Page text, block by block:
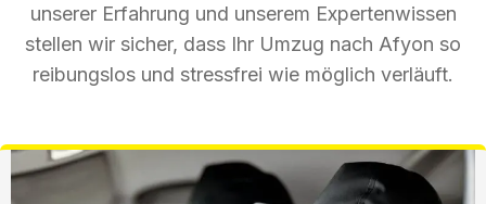
unserer Erfahrung und unserem Expertenwissen
stellen wir sicher, dass Ihr Umzug nach Afyon so
reibungslos und stressfrei wie möglich verläuft.